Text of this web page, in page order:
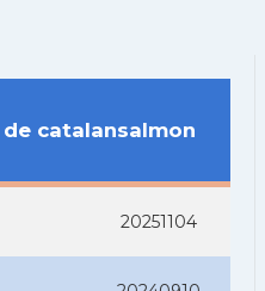
catalansalmon
20251104